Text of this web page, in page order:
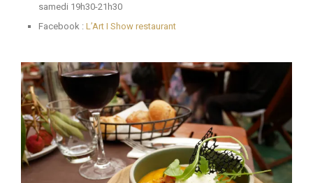
samedi 19h30-21h30
Facebook : L’Art I Show restaurant